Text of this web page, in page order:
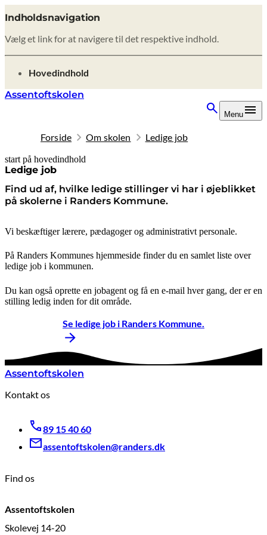
Indholdsnavigation
Vælg et link for at navigere til det respektive indhold.
gå til
Hovedindhold
Assentoftskolen
Menu
Forside Om skolen Ledige job
start på hovedindhold
Ledige job
Find ud af, hvilke ledige stillinger vi har i øjeblikket
på skolerne i Randers Kommune.
senest opdateret 8. oktober 2025
Vi beskæftiger lærere, pædagoger og administrativt personale.
På Randers Kommunes hjemmeside finder du en samlet liste over
ledige job i kommunen.
Du kan også oprette en jobagent og få en e-mail hver gang, der er en
stilling ledig inden for dit område.
Se ledige job i Randers Kommune.
Assentoftskolen
Kontakt os
89 15 40 60
assentoftskolen@randers.dk
Find os
Assentoftskolen
Skolevej 14-20